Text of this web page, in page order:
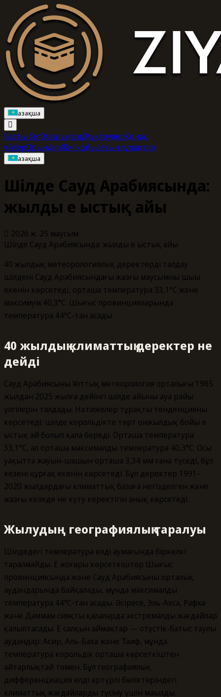
Қазақша
Басты бетЖаңалықтарЖүктеулерҚонақ
үйлерОрындарЖиі қойылатын сұрақтар
Қазақша
Шілде Сауд Арабиясында:
жылдың ең ыстық айы
2026 ж. 25 маусым
Шілде Сауд Арабиясында: жылдың ең ыстық айы
40 жылдық метеорологиялық деректерді талдау
шілденің Сауд Арабиясындағы жазғы маусымның шыңы
екенін көрсетеді, орташа температура 33,1°C және
максимум 40,3°C. Шығыс провинцияларында
температура 44°C-тан асады.
40 жылдық климаттық деректер не
дейді
Сауд Арабиясының Ұлттық метеорология орталығы 1985
жылдан 2025 жылға дейінгі шілде айының ауа райы
үлгілерін талдады. Нәтижелер тұрақты тенденцияны
көрсетеді: шілде корольдікте төрт онжылдық бойы ең
ыстық ай болып қала береді. Орташа температура
33,1°C, ал орташа максималды температура 40,3°C. Осы
уақытта жауын-шашын орташа 3,34 мм ғана түседі, бұл
кезеңнің құрғақ екенін көрсетеді. Бұл деректер 1991–
2020 жылдардағы климаттық базаға негізделген және
жазғы кезеңде не күту керектігін анық көрсетеді.
Жылудың географиялық таралуы
Шілдедегі температура елдің аумағында біркелкі
таралмайды. Ең жоғары көрсеткіштер Шығыс
провинциясында және Сауд Арабиясының орталық
аудандарында байқалады, мұнда максималды
температура 44°C-тан асады. Әсіресе, Эль-Ахса, Рафха
және Даммам сияқты қалаларда экстремалды жағдайлар
қалыптасады. Ең салқын аймақтар — оңтүстік-батыс таулы
аудандар: Асир, Аль-Баха және Таиф, мұнда
температура корольдік орташа көрсеткіштен
айтарлықтай төмен. Бұл географиялық
дифференциация елдің әртүрлі бөліктеріндегі
климаттық жағдайларды түсіну үшін маңызды.